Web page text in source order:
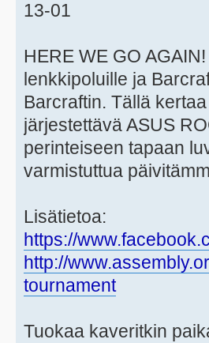
13-01
HERE WE GO
lenkkipoluille ja
Barcraftin. Tällä
järjestettävä ASUS
perinteiseen tapaan
varmistuttua
Lisätietoa:
https://
http://
tournament
Tuokaa kaveritkin